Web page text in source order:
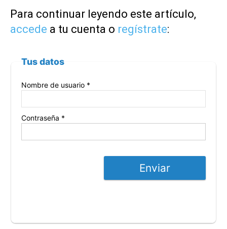
Para continuar leyendo este artículo,
accede a tu cuenta o regístrate:
Tus datos
Nombre de usuario *
Contraseña *
Enviar